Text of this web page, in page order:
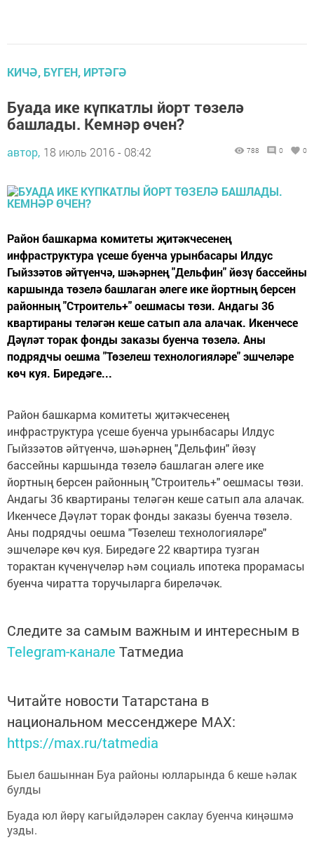
КИЧӘ, БҮГЕН, ИРТӘГӘ
Буада ике күпкатлы йорт төзелә
башлады. Кемнәр өчен?
автор, 18 июль 2016 - 08:42 788 0 0
Район башкарма комитеты җитәкчесенең
инфраструктура үсеше буенча урынбасары Илдус
Гыйззәтов әйтүенчә, шәһәрнең "Дельфин" йөзү бассейны
каршында төзелә башлаган әлеге ике йортның берсен
районның "Строитель+" оешмасы төзи. Андагы 36
квартираны теләгән кеше сатып ала алачак. Икенчесе
Дәүләт торак фонды заказы буенча төзелә. Аны
подрядчы оешма "Төзелеш технологияләре" эшчеләре
көч куя. Биредәге...
Район башкарма комитеты җитәкчесенең
инфраструктура үсеше буенча урынбасары Илдус
Гыйззәтов әйтүенчә, шәһәрнең "Дельфин" йөзү
бассейны каршында төзелә башлаган әлеге ике
йортның берсен районның "Строитель+" оешмасы төзи.
Андагы 36 квартираны теләгән кеше сатып ала алачак.
Икенчесе Дәүләт торак фонды заказы буенча төзелә.
Аны подрядчы оешма "Төзелеш технологияләре"
эшчеләре көч куя. Биредәге 22 квартира тузган
торактан күченүчеләр һәм социаль ипотека прорамасы
буенча чиратта торучыларга биреләчәк.
Следите за самым важным и интересным в
Telegram-канале Татмедиа
Читайте новости Татарстана в
национальном мессенджере MАХ:
https://max.ru/tatmedia
Быел башыннан Буа районы юлларында 6 кеше һәлак
булды
Буада юл йөрү кагыйдәләрен саклау буенча киңәшмә
узды.